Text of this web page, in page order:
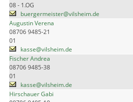
08 - 1.OG
buergermeister@vilsheim.de
Augustin Verena
08706 9485-21
01
kasse@vilsheim.de
Fischer Andrea
08706 9485-38
01
kasse@vilsheim.de
Hirschauer Gabi